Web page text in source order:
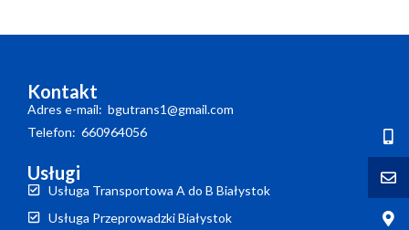
Kontakt
Adres e-mail: bgutrans1@gmail.com
Telefon: 660964056
Usługi
Usługa Transportowa A do B Białystok
Usługa Przeprowadzki Białystok